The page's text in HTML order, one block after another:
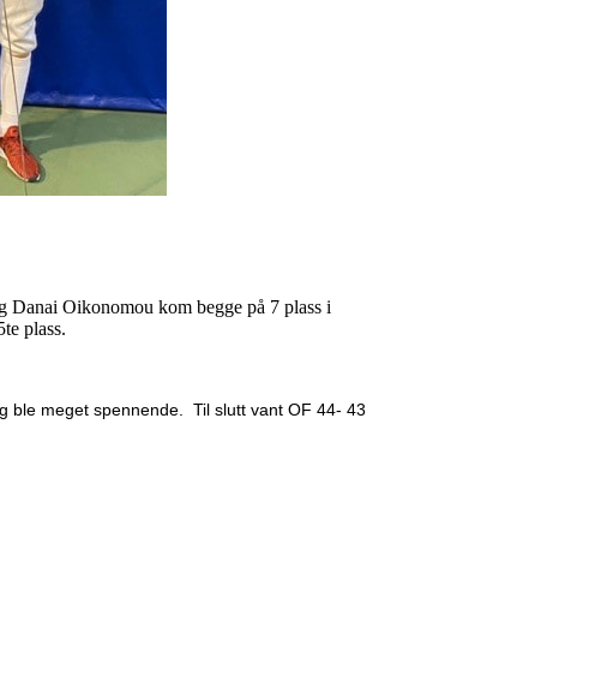
Oikonomou kom begge på 7 plass i
plass.
ble meget spennende. Til slutt vant OF 44- 43